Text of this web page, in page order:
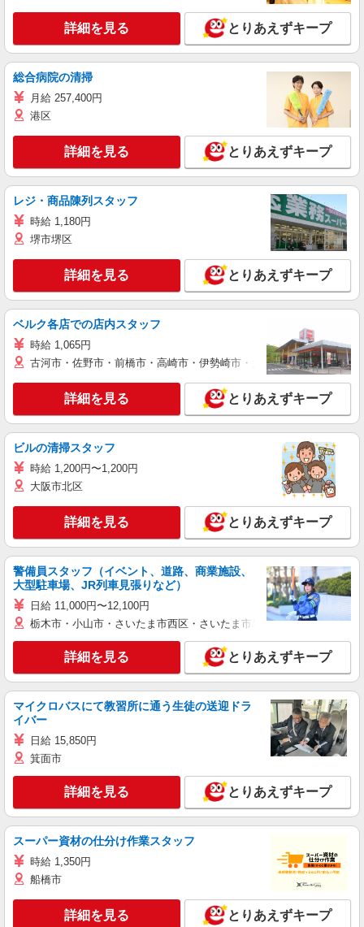
詳細を見る とりあえずキープ
総合病院の清掃
月給 257,400円
港区
詳細を見る とりあえずキープ
レジ・商品陳列スタッフ
時給 1,180円
堺市堺区
詳細を見る とりあえずキープ
ベルク各店での店内スタッフ
時給 1,065円
古河市・佐野市・前橋市・高崎市・伊勢崎市・太田市・館林市・藤
詳細を見る とりあえずキープ
ビルの清掃スタッフ
時給 1,200円〜1,200円
大阪市北区
詳細を見る とりあえずキープ
警備員スタッフ（イベント、道路、商業施設、
大型駐車場、JR列車見張りなど）
日給 11,000円〜12,100円
栃木市・小山市・さいたま市西区・さいたま市岩槻区・久喜市・蓮田
詳細を見る とりあえずキープ
マイクロバスにて教習所に通う生徒の送迎ドラ
イバー
日給 15,850円
箕面市
詳細を見る とりあえずキープ
スーパー資材の仕分け作業スタッフ
時給 1,350円
船橋市
詳細を見る とりあえずキープ